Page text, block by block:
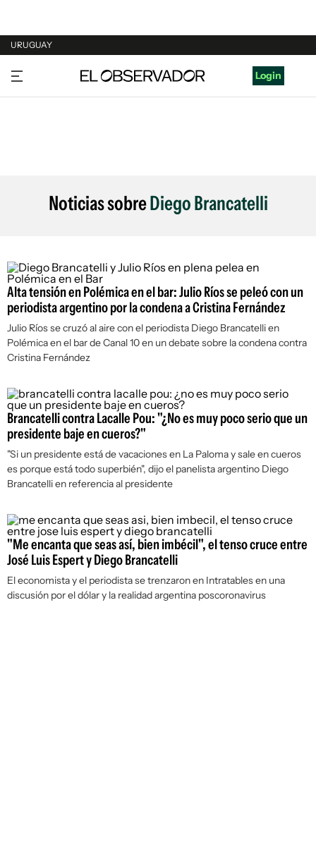
URUGUAY
URUGUAY
ARGENTINA
Login
Noticias sobreDiego Brancatelli
Alta tensión en Polémica en el bar: Julio Ríos se peleó con un
periodista argentino por la condena a Cristina Fernández
Julio Ríos se cruzó al aire con el periodista Diego Brancatelli en
Polémica en el bar de Canal 10 en un debate sobre la condena contra
Cristina Fernández
Brancatelli contra Lacalle Pou: "¿No es muy poco serio que un
presidente baje en cueros?"
"Si un presidente está de vacaciones en La Paloma y sale en cueros
es porque está todo superbién", dijo el panelista argentino Diego
Brancatelli en referencia al presidente
"Me encanta que seas así, bien imbécil", el tenso cruce entre
José Luis Espert y Diego Brancatelli
El economista y el periodista se trenzaron en Intratablesen una
discusión por el dólar y la realidad argentina poscoronavirus